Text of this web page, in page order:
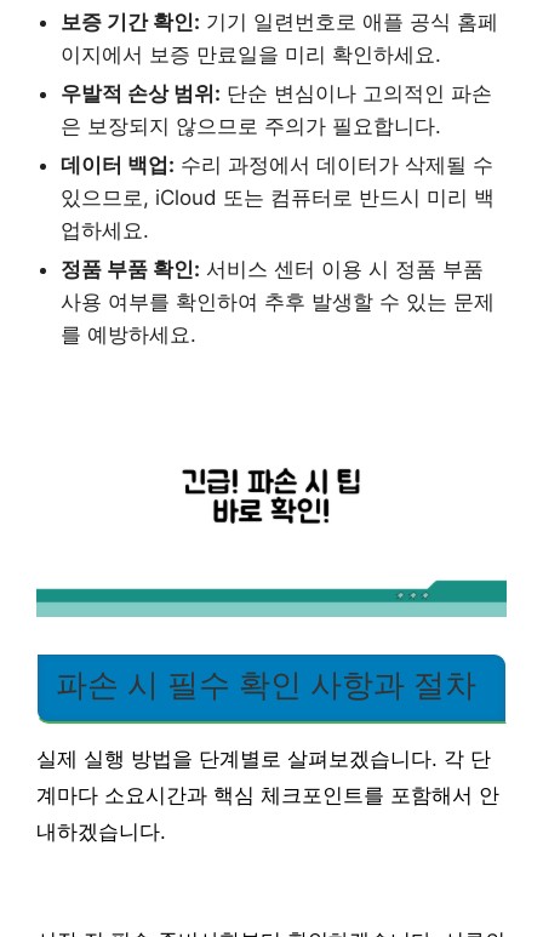
보증 기간 확인: 기기 일련번호로 애플 공식 홈페
이지에서 보증 만료일을 미리 확인하세요.
우발적 손상 범위: 단순 변심이나 고의적인 파손
은 보장되지 않으므로 주의가 필요합니다.
데이터 백업: 수리 과정에서 데이터가 삭제될 수
있으므로, iCloud 또는 컴퓨터로 반드시 미리 백
업하세요.
정품 부품 확인: 서비스 센터 이용 시 정품 부품
사용 여부를 확인하여 추후 발생할 수 있는 문제
를 예방하세요.
파손 시 필수 확인 사항과 절차
실제 실행 방법을 단계별로 살펴보겠습니다. 각 단
계마다 소요시간과 핵심 체크포인트를 포함해서 안
내하겠습니다.